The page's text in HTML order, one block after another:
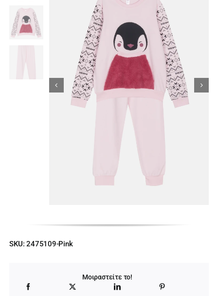
Κορίτσι
Είδη Παρέλασης
Σχετικά με εμάς
SKU:2475109-Pink
Μοιραστείτε το!